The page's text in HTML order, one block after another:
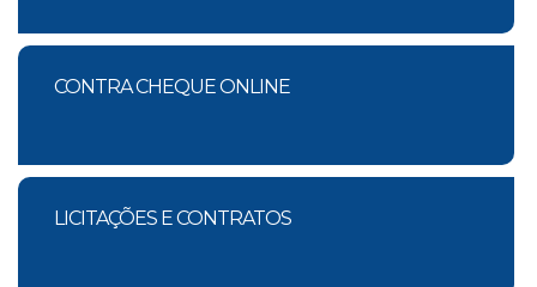
CONTRA CHEQUE ONLINE
LICITAÇÕES E CONTRATOS